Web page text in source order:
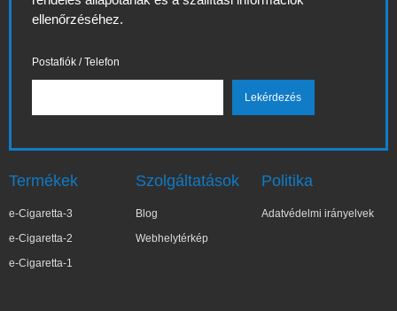
ellenőrzéséhez.
Postafiók / Telefon
Termékek
e-Cigaretta-3
e-Cigaretta-2
e-Cigaretta-1
Szolgáltatások
Blog
Webhelytérkép
Politika
Adatvédelmi irányelvek